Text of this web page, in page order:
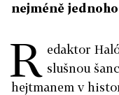
nejméně
R edaktor
slušnou
hejtmanem v